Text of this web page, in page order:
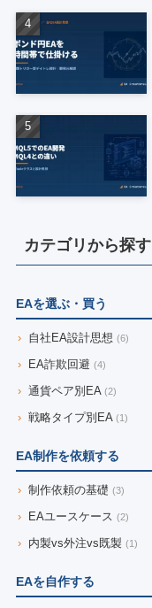
カテゴリから探す
EAを選ぶ・買う
› 自社EA設計思想 (6)
› EA詐欺回避 (4)
› 通貨ペア別EA (2)
› 戦略タイプ別EA (1)
EA制作を依頼する
› 制作依頼の基礎 (3)
› EAユースケース (2)
› 内製vs外注vs既製 (1)
EAを自作する